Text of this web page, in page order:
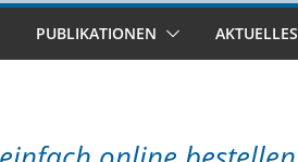
PUBLIKATIONEN AKTUELLES